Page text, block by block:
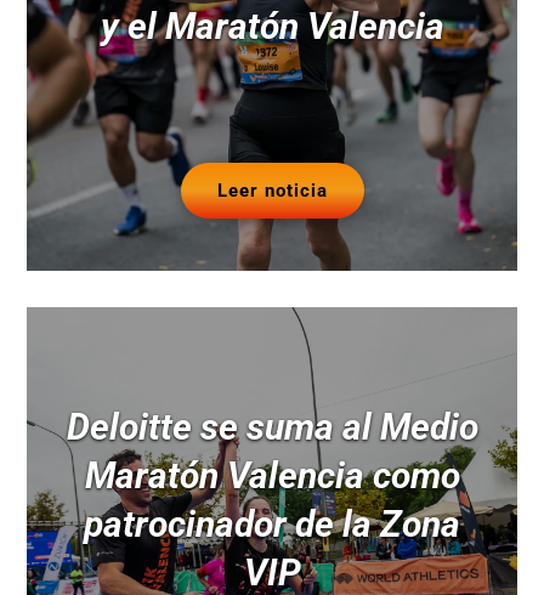
y el Maratón Valencia
Leer noticia
Deloitte se suma al Medio
Maratón Valencia como
patrocinador de la Zona
VIP